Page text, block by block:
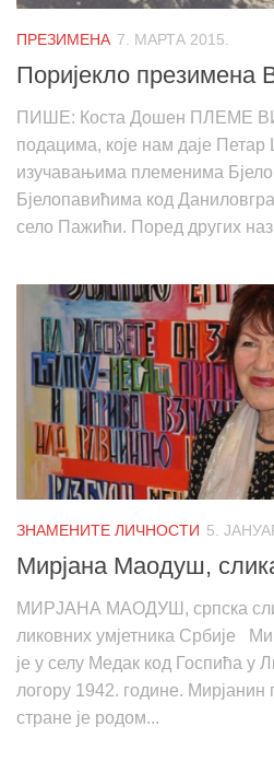
ПРЕЗИМЕНА 7. МАРТА 2015.
Поријекло презимена
ПИШЕ: Коста Дошен ПЛЕМЕ
подацима, које нам даје Петар
изучавањима племенима
Бјелопавићима код
село Пажићи. Поред других
ЗНАМЕНИТЕ ЛИЧНОСТИ 5.
Мирјана Маодуш,
МИРЈАНА МАОДУШ, српска
ликовних умјетника Србије
је у селу Медак код Госпића у
логору 1942. године. Мирјанин
стране је родом...